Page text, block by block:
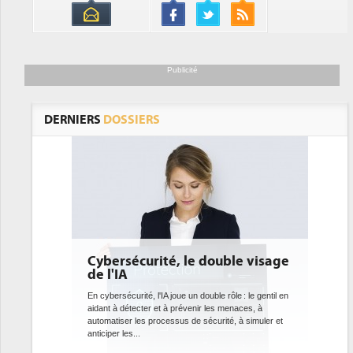
Publicité
DERNIERS DOSSIERS
le double visage
un double rôle : le gentil en
les menaces, à
de sécurité, à simuler et
DEE: l'efficacité énergétique
bientôt une obligation pour
datacenters
Des datacenters plus durables et plus efficaces,
ce que recherchent les pouvoirs publics européens